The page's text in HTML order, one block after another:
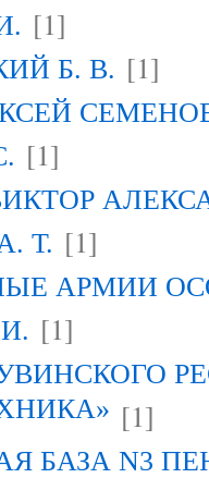
[1]
Б. В. [1]
[1]
Т. [1]
АРМИИ
[1]
[1]
БАЗА N3